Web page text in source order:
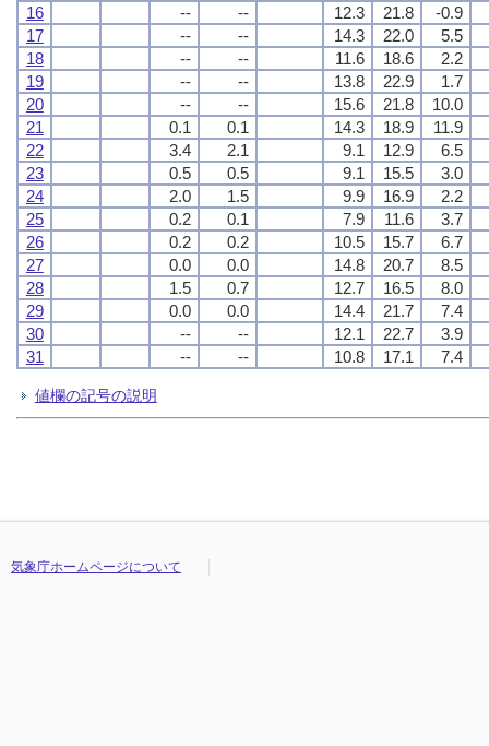
16
-- -- 12.3 21.8
-0.9
17
-- -- 14.3 22.0
5.5
18
-- -- 11.6 18.6
2.2
19
-- -- 13.8 22.9
1.7
20
-- -- 15.6 21.8
10.0
21
0.1 0.1 14.3 18.9
11.9
22
3.4 2.1 9.1 12.9
6.5
23
0.5 0.5 9.1 15.5
3.0
24
2.0 1.5 9.9 16.9
2.2
25
0.2 0.1 7.9 11.6
3.7
26
0.2 0.2 10.5 15.7
6.7
27
0.0 0.0 14.8 20.7
8.5
28
1.5 0.7 12.7 16.5
8.0
29
0.0 0.0 14.4 21.7
7.4
30
-- -- 12.1 22.7
3.9
31
-- -- 10.8 17.1 7.4
値欄の記号の説明
気象庁ホームページについて